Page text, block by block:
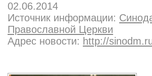
02.06.2014
Источник информации:
Православной Церкви
Адрес новости: http://